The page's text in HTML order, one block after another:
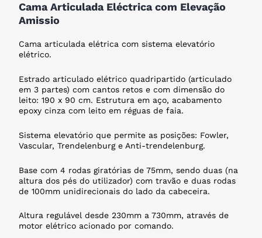
Cama Articulada Eléctrica com Elevação
Amissio
Cama articulada elétrica com sistema elevatório
elétrico.
Estrado articulado elétrico quadripartido (articulado
em 3 partes) com cantos retos e com dimensão do
leito: 190 x 90 cm. Estrutura em aço, acabamento
epoxy cinza com leito em réguas de faia.
Sistema elevatório que permite as posições: Fowler,
Vascular, Trendelenburg e Anti-trendelenburg.
Base com 4 rodas giratórias de 75mm, sendo duas (na
altura dos pés do utilizador) com travão e duas rodas
de 100mm unidirecionais do lado da cabeceira.
Altura regulável desde 230mm a 730mm, através de
motor elétrico acionado por comando.